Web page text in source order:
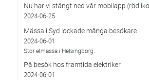
Nu har vi stängt ned vår mobilapp (röd
2024-06-25
Mässa i Syd lockade många besökare
2024-06-01
Stor elmässa i Helsingborg.
På besök hos framtida elektriker
2024-06-01